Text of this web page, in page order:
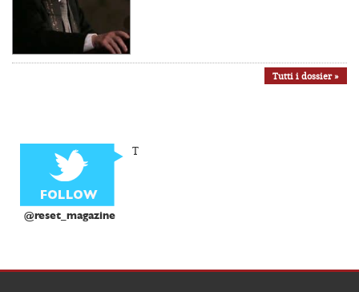
Tutti i dossier »
@reset_magazine
T